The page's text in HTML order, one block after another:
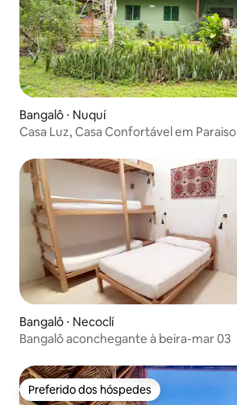
Bangalô ⋅ Nuquí
Casa Luz, Casa Confortável em Paraiso
Bangalô ⋅ Necoclí
Bangalô aconchegante à beira-mar 03
Preferido dos hóspedes
Preferido dos hóspedes